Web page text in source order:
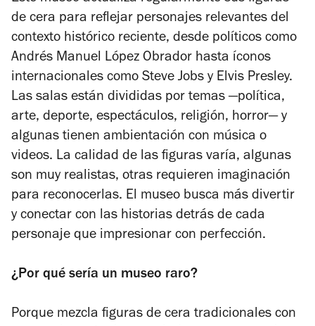
estrellas
de cera para reflejar personajes relevantes del
contexto histórico reciente, desde políticos como
Andrés Manuel López Obrador hasta íconos
internacionales como Steve Jobs y Elvis Presley.
Las salas están divididas por temas —política,
arte, deporte, espectáculos, religión, horror— y
algunas tienen ambientación con música o
videos. La calidad de las figuras varía, algunas
son muy realistas, otras requieren imaginación
para reconocerlas. El museo busca más divertir
y conectar con las historias detrás de cada
personaje que impresionar con perfección.
¿Por qué sería un museo raro?
Porque mezcla figuras de cera tradicionales con